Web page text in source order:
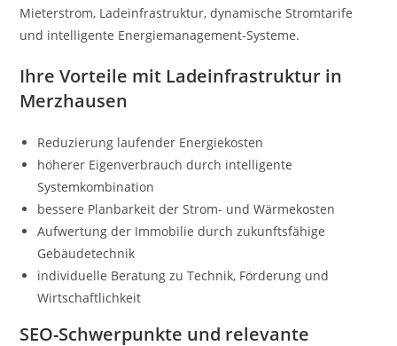
Mieterstrom, Ladeinfrastruktur, dynamische Stromtarife
und intelligente Energiemanagement-Systeme.
Ihre Vorteile mit Ladeinfrastruktur in
Merzhausen
Reduzierung laufender Energiekosten
höherer Eigenverbrauch durch intelligente
Systemkombination
bessere Planbarkeit der Strom- und Wärmekosten
Aufwertung der Immobilie durch zukunftsfähige
Gebäudetechnik
individuelle Beratung zu Technik, Förderung und
Wirtschaftlichkeit
SEO-Schwerpunkte und relevante